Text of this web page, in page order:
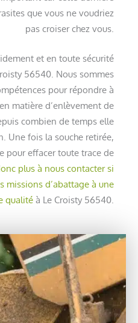
que vous ne voudriez
pas croiser chez vous.
et en toute sécurité
56540. Nous sommes
pour répondre à
matière d’enlèvement de
combien de temps elle
Une fois la souche retirée,
pour effacer toute trace de
plus à nous contacter si
missions d’abattage à une
qualité à Le Croisty 56540.